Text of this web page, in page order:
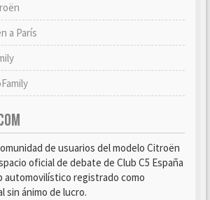
a París
de usuarios del modelo Citroën
oficial de debate de Club C5 España
automovilístico registrado como
sin ánimo de lucro.